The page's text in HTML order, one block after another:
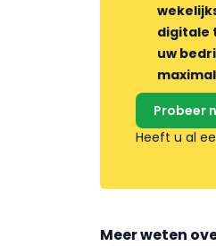
digitale
uw
Probeer
Heeft u al
Meer weten